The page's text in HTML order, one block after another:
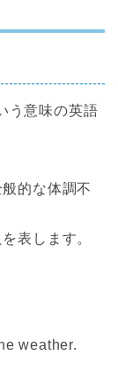
う意味の英語
的な体調不
表します。
weather.